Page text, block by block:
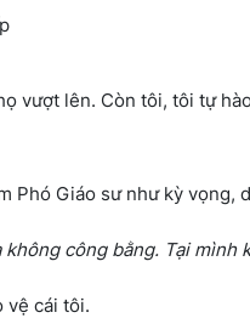
vượt lên. Còn tôi, tôi tự
Phó Giáo sư như kỳ vọng,
không công bằng. Tại mình
vệ cái tôi.